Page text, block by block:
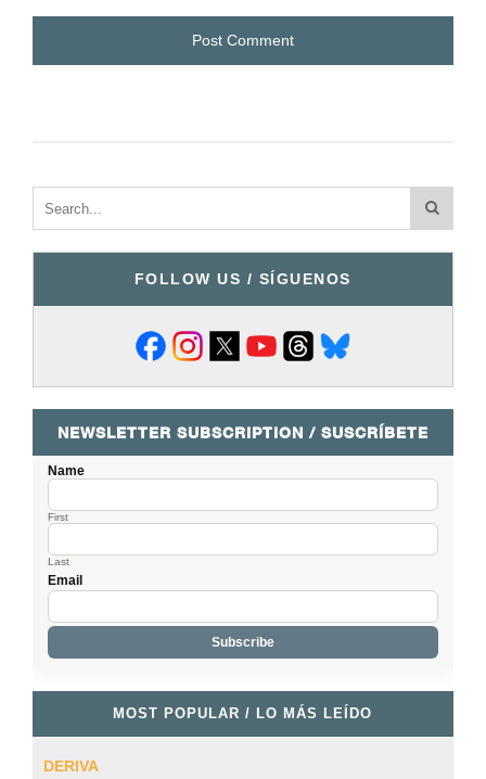
FOLLOW US / SÍGUENOS
NEWSLETTER SUBSCRIPTION / SUSCRÍBETE
Name
First
Last
Email
MOST POPULAR / LO MÁS LEÍDO
DERIVA